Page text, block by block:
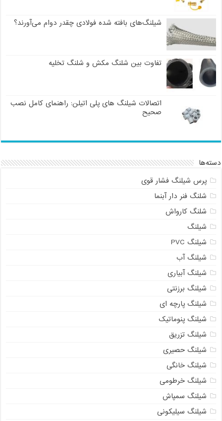
شیلنگ‌های بافته شده فولادی چقدر دوام می‌آورند؟
تفاوت بین شلنگ مکش و شلنگ تخلیه
اتصالات شیلنگ های پلی اتیلن: راهنمای کامل نصب
صحیح
دسته‌ها
پرس شیلنگ فشار قوی
شلنگ فنر دار آبنما
شلنگ کارواش
شیلنگ
شیلنگ PVC
شیلنگ آب
شیلنگ آبیاری
شیلنگ برزنتی
شیلنگ پارچه ای
شیلنگ پنوماتیک
شیلنگ تزریق
شیلنگ حصیری
شیلنگ خانگی
شیلنگ خرطومی
شیلنگ سمپاش
شیلنگ سیلیکونی